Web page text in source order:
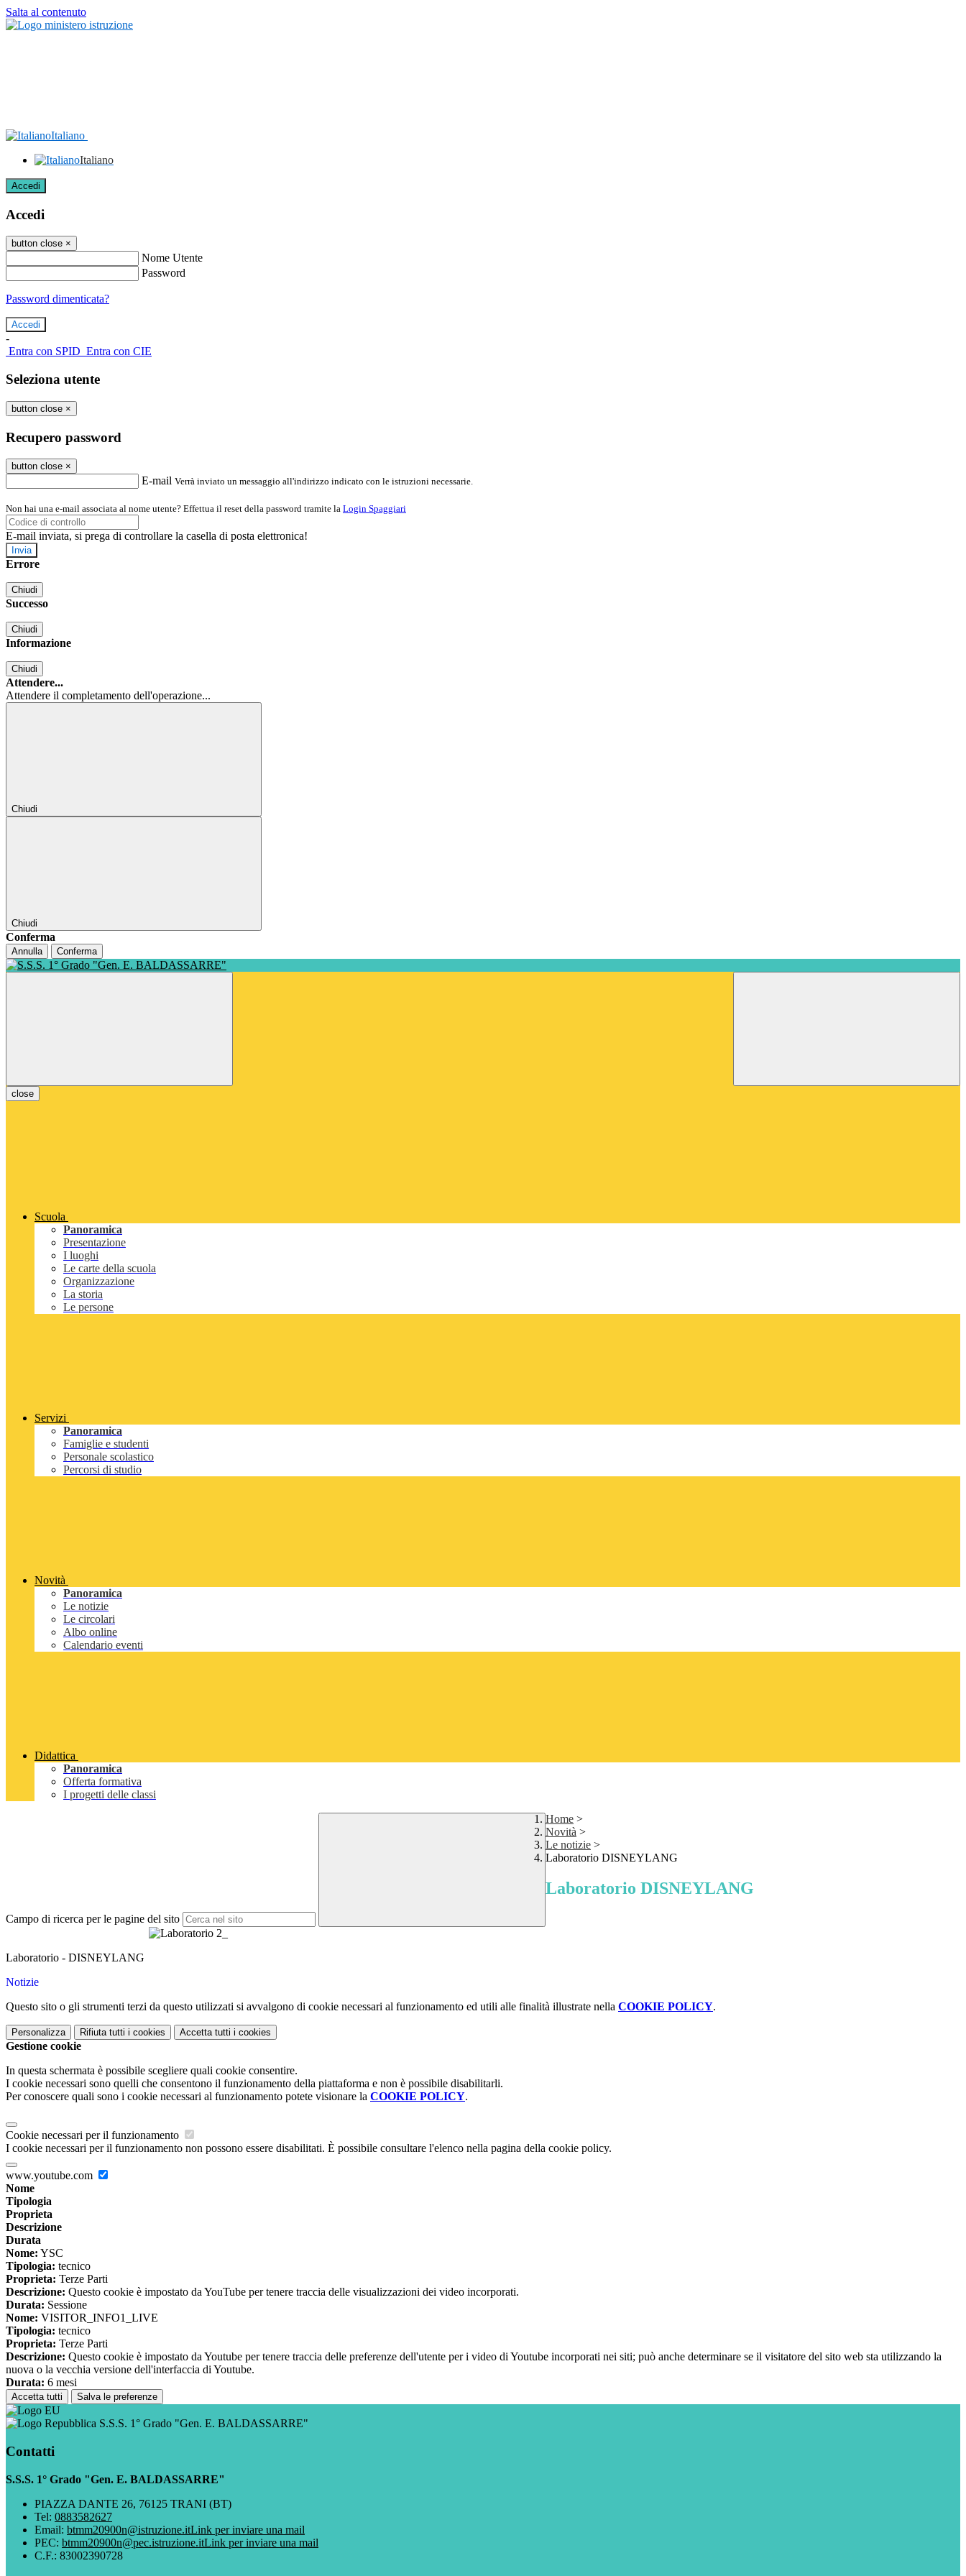
Salta al contenuto
Italiano
Italiano
Accedi
Accedi
button close ×
Nome Utente
Password
Password dimenticata?
-
Entra con SPID Entra con CIE
Seleziona utente
button close ×
Recupero password
button close ×
E-mail Verrà inviato un messaggio all'indirizzo indicato con le istruzioni necessarie.
Non hai una e-mail associata al nome utente? Effettua il reset della password tramite la Login Spaggiari
E-mail inviata, si prega di controllare la casella di posta elettronica!
Errore
Chiudi
Successo
Chiudi
Informazione
Chiudi
Attendere...
Attendere il completamento dell'operazione...
Chiudi
Chiudi
Conferma
Annulla Conferma
close
Scuola
Panoramica
Presentazione
I luoghi
Le carte della scuola
Organizzazione
La storia
Le persone
Servizi
Panoramica
Famiglie e studenti
Personale scolastico
Percorsi di studio
Novità
Panoramica
Le notizie
Le circolari
Albo online
Calendario eventi
Didattica
Panoramica
Offerta formativa
I progetti delle classi
Campo di ricerca per le pagine del sito
Home >
Novità >
Le notizie >
Laboratorio DISNEYLANG
Laboratorio DISNEYLANG
Laboratorio - DISNEYLANG
Notizie
Questo sito o gli strumenti terzi da questo utilizzati si avvalgono di cookie necessari al funzionamento ed utili alle finalità illustrate nella COOKIE POLICY.
Personalizza Rifiuta tutti i cookies Accetta tutti i cookies
Gestione cookie
In questa schermata è possibile scegliere quali cookie consentire.
I cookie necessari sono quelli che consentono il funzionamento della piattaforma e non è possibile disabilitarli.
Per conoscere quali sono i cookie necessari al funzionamento potete visionare la COOKIE POLICY.
Cookie necessari per il funzionamento
I cookie necessari per il funzionamento non possono essere disabilitati. È possibile consultare l'elenco nella pagina della cookie policy.
www.youtube.com
Nome
Tipologia
Proprieta
Descrizione
Durata
Nome: YSC
Tipologia: tecnico
Proprieta: Terze Parti
Descrizione: Questo cookie è impostato da YouTube per tenere traccia delle visualizzazioni dei video incorporati.
Durata: Sessione
Nome: VISITOR_INFO1_LIVE
Tipologia: tecnico
Proprieta: Terze Parti
Descrizione: Questo cookie è impostato da Youtube per tenere traccia delle preferenze dell'utente per i video di Youtube incorporati nei siti; può anche determinare se il visitatore del sito web sta utilizzando la
nuova o la vecchia versione dell'interfaccia di Youtube.
Durata: 6 mesi
Accetta tutti Salva le preferenze
S.S.S. 1° Grado "Gen. E. BALDASSARRE"
Contatti
S.S.S. 1° Grado "Gen. E. BALDASSARRE"
PIAZZA DANTE 26, 76125 TRANI (BT)
Tel: 0883582627
Email: btmm20900n@istruzione.itLink per inviare una mail
PEC: btmm20900n@pec.istruzione.itLink per inviare una mail
C.F.: 83002390728